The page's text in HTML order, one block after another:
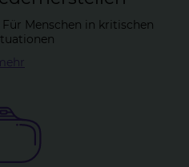
Menschen in kritischen